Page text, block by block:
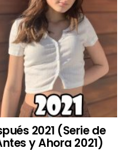
2021 (Serie de
y Ahora 2021)